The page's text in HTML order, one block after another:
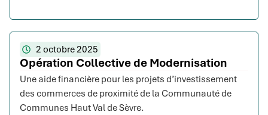
2 octobre 2025
Opération Collective de Modernisation
Une aide financière pour les projets d’investissement
des commerces de proximité de la Communauté de
Communes Haut Val de Sèvre.